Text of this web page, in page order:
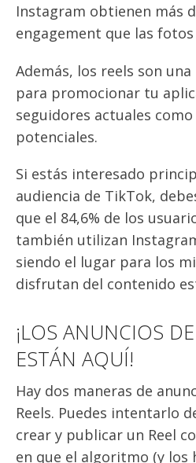
Instagram obtienen más
engagement que las
Además, los reels son
para promocionar tu
seguidores actuales
potenciales.
Si estás interesado
audiencia de TikTok,
que el 84,6% de los
también utilizan
siendo el lugar para los
disfrutan del contenido
¡LOS ANUNCIOS
ESTÁN AQUÍ!
Hay dos maneras de
Reels. Puedes intentarlo
crear y publicar un Reel
en que el algoritmo (y los